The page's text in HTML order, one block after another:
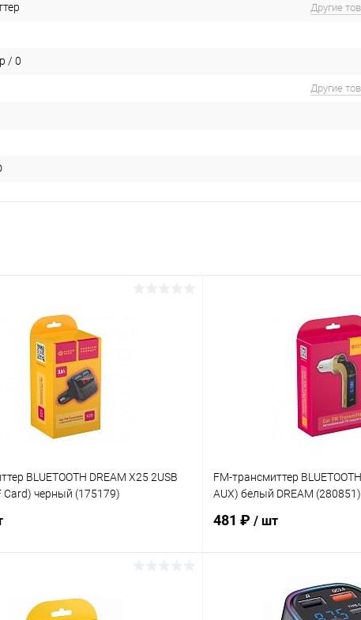
Другие
/ 0
Другие
BLUETOOTH DREAM X25 2USB
Card) черный (175179)
FM-трансмиттер
AUX) белый DREAM (280851)
481 ₽ / шт
В